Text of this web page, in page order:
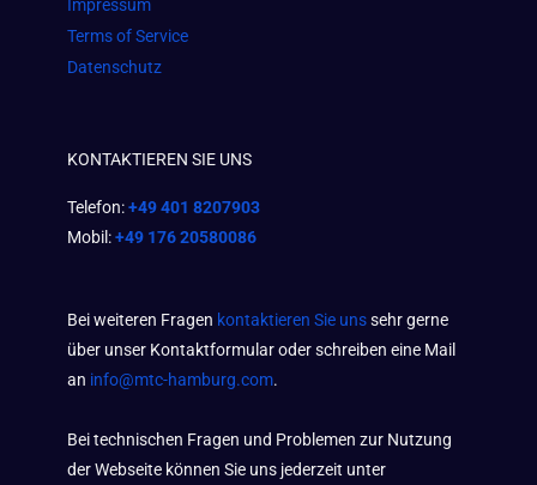
Impressum
Terms of Service
Datenschutz
KONTAKTIEREN SIE UNS
Telefon:+49 401 8207903
Mobil:+49 176 20580086
Bei weiteren Fragen kontaktieren Sie unssehr gerne
über unser Kontaktformular oder schreiben eine Mail
an info@mtc-hamburg.com.
Bei technischen Fragen und Problemen zur Nutzung
der Webseite können Sie uns jederzeit unter